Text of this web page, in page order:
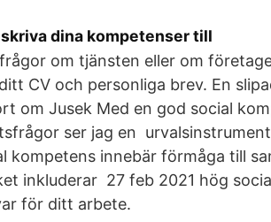
dina kompetenser till
om tjänsten eller om
CV och personliga brev. En
om Jusek Med en god social
ser jag en
kompetens innebär förmåga till
inkluderar 27 feb 2021 hög
för ditt arbete.